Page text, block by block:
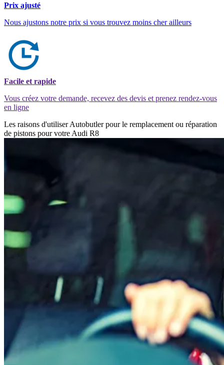
Prix ajusté
Nous ajustons notre prix si vous trouvez moins cher ailleurs
Facile et rapide
Vous créez votre demande, recevez des devis et prenez rendez-vous
en ligne
Les raisons d'utiliser Autobutler pour le remplacement ou réparation
de pistons pour votre Audi R8